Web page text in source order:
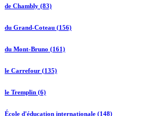
de Chambly (83)
du Grand-Coteau (156)
du Mont-Bruno (161)
le Carrefour (135)
le Tremplin (6)
École d'éducation internationale (148)